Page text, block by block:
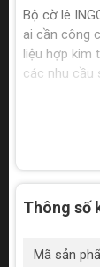
Bộ cờ lê
ai cần công
liệu hợp kim
các nhu cầu
Thông số
Mã sản